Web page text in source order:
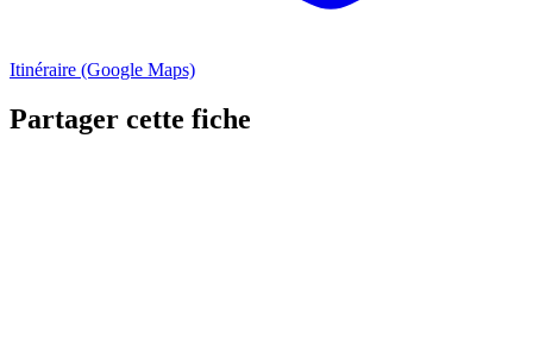
Itinéraire (Google Maps)
Partager cette fiche